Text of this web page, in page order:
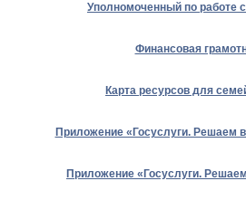
Уполномоченный по работе
Финансовая
Карта ресурсов для
Приложение «Госуслуги. Решаем
Приложение «Госуслуги.